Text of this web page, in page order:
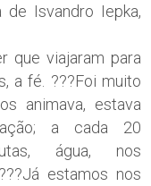
Isvandro Iepka,
viajaram para
a fé. ???Foi muito
animava, estava
a cada 20
água, nos
estamos nos